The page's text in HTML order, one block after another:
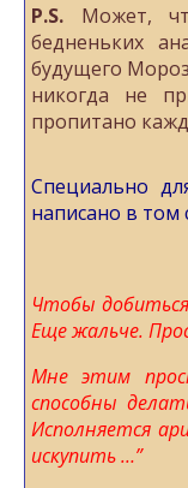
P.S. Может,
бедненьких
будущего
никогда не
пропитано
Специально
написано в том
Чтобы
Еще жальче.
Мне этим
способны
Исполняется
искупить …”